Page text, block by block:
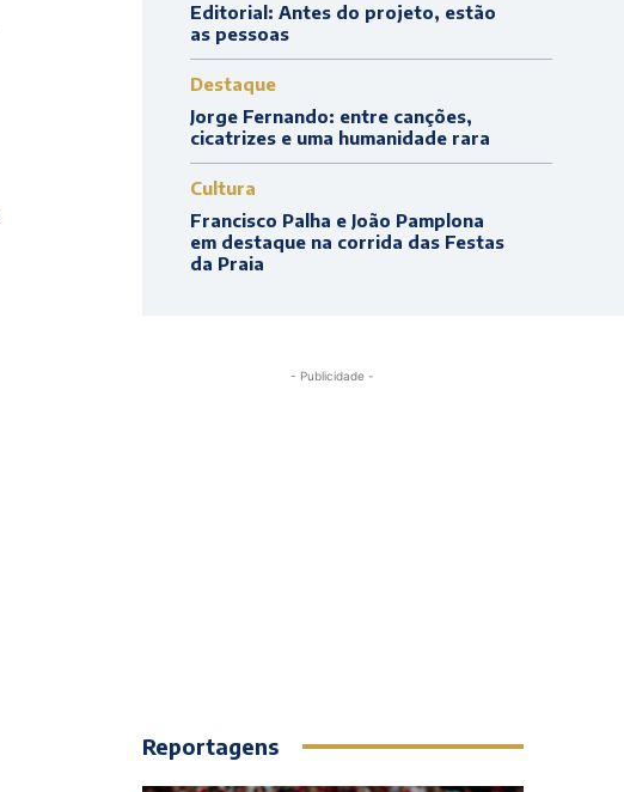
Editorial: Antes do projeto, estão
as pessoas
Destaque
Jorge Fernando: entre canções,
cicatrizes e uma humanidade rara
Cultura
Francisco Palha e João Pamplona
em destaque na corrida das Festas
da Praia
- Publicidade -
Reportagens